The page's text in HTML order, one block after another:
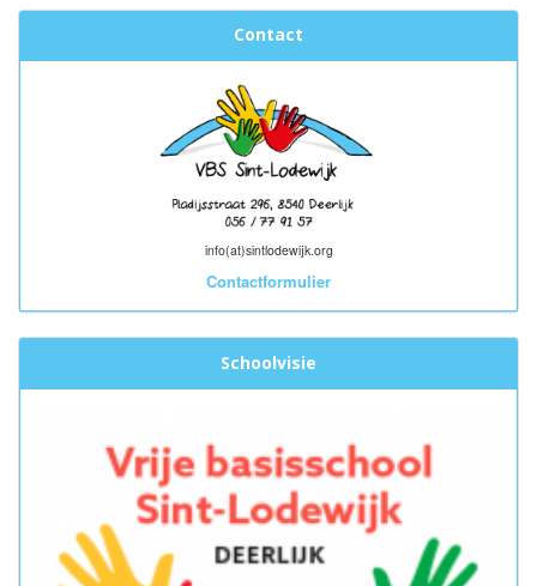
Contact
info(at)sintlodewijk.org
Contactformulier
Schoolvisie